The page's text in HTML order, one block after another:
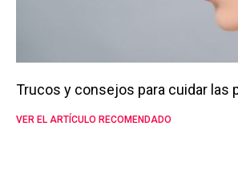
Trucos y consejos para cuidar las
VER EL ARTÍCULO RECOMENDADO